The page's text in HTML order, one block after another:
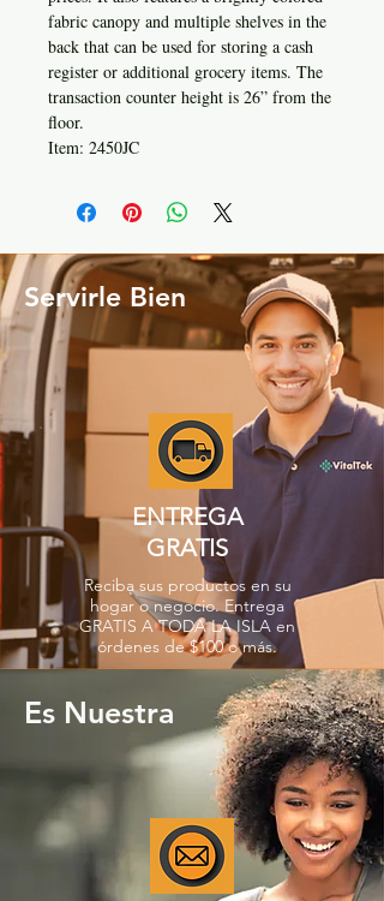
fabric canopy and multiple shelves in the
back that can be used for storing a cash
register or additional grocery items. The
transaction counter height is 26” from the
floor.
Item: 2450JC
Servirle Bien
ENTREGA
GRATIS
Reciba sus productos en su
hogar o negocio. Entrega
GRATIS A TODA LA ISLA en
órdenes de $100 o más.
Es Nuestra